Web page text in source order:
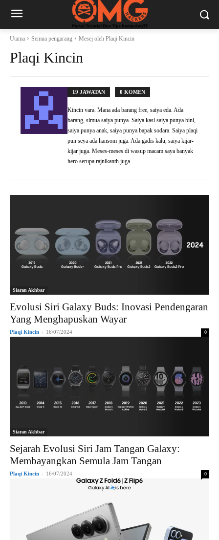
Utama Semua pengarang Mesej oleh Plaqi Kincin
Plaqi Kincin
19 JAWATAN 0 KOMEN
Kincin vara. Mana ada barang free, saiya eda. Ada
barang, simua saiya punya. Saiya kasi saiya punya bini,
saiya punya anak, saiya punya bapak sodara. Saiya plaqi
pun seya ada hansom juga. Ada gadis kalu, saiya kijar-
kijar juga. Meses-meses di wasup macam saya banyak
hero serupa rajnikanth juga.
Siaran Akhbar
Evolusi Siri Galaxy Buds: Inovasi Pendengaran
Yang Menghapuskan Wayar
Plaqi Kincin - 16/07/2024 0
Siaran Akhbar
Sejarah Evolusi Siri Jam Tangan Galaxy:
Membayangkan Semula Jam Tangan
Plaqi Kincin - 16/07/2024 0